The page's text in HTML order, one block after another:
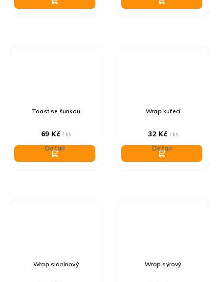
Toast se šunkou
69 Kč / ks
Detail
Wrap kuřecí
32 Kč / ks
Detail
Wrap slaninový Wrap sýrový